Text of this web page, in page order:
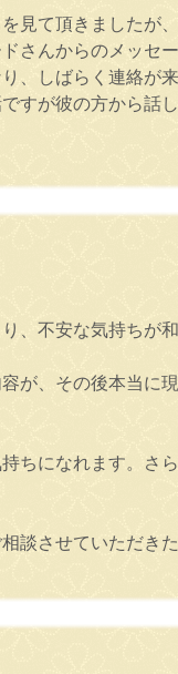
見て頂きましたが
さんからのメッセ
、しばらく連絡が
すが彼の方から話
、不安な気持ちが和
が、その後本当に
ちになれます。さ
談させていただき